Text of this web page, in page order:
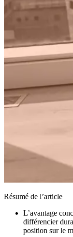
Résumé de l’article
L’avantage
différencier
position sur le